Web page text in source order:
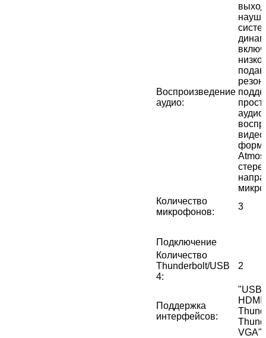
Воспроизведение
аудио:
аудио
Количество
микрофонов:
3
Подключение
Количество
Thunderbolt/USB
4:
2
Поддержка
интерфейсов:
"USB
VGA"